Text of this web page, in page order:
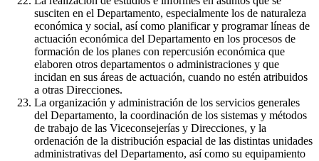
susciten en el Departamento, especialmente los de naturaleza
económica y social, así como planificar y programar líneas de
actuación económica del Departamento en los procesos de
formación de los planes con repercusión económica que
elaboren otros departamentos o administraciones y que
incidan en sus áreas de actuación, cuando no estén atribuidos
a otras Direcciones.
La organización y administración de los servicios generales
del Departamento, la coordinación de los sistemas y métodos
de trabajo de las Viceconsejerías y Direcciones, y la
ordenación de la distribución espacial de las distintas unidades
administrativas del Departamento, así como su equipamiento